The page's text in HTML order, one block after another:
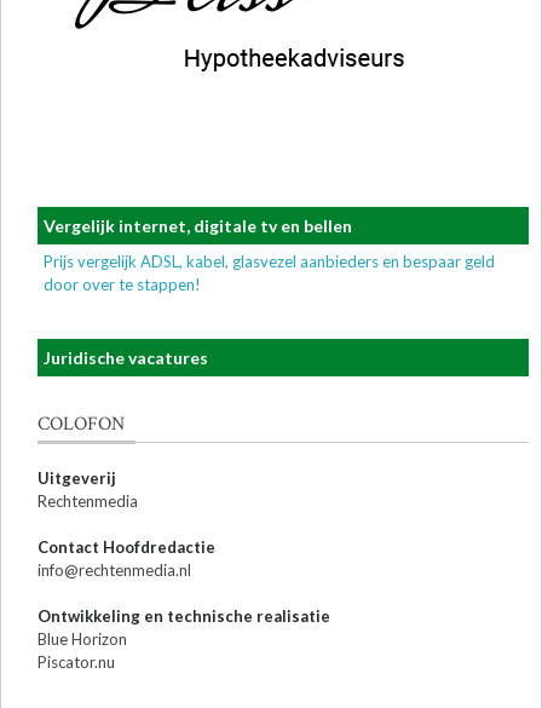
Vergelijk internet, digitale tv en bellen
Prijs vergelijk ADSL, kabel, glasvezel aanbieders en bespaar geld
door over te stappen!
Juridische vacatures
COLOFON
Uitgeverij
Rechtenmedia
Contact Hoofdredactie
info@rechtenmedia.nl
Ontwikkeling en technische realisatie
Blue Horizon
Piscator.nu